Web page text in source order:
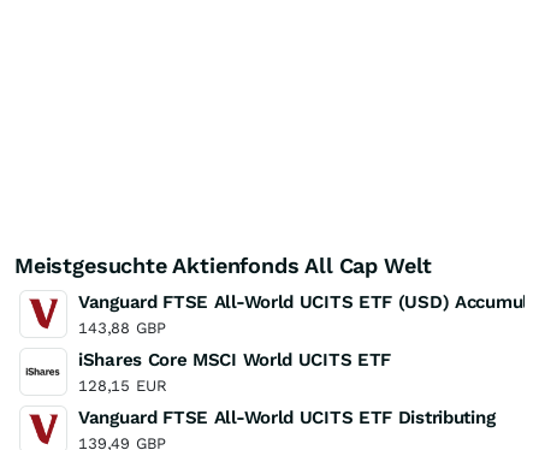
Meistgesuchte Aktienfonds All Cap Welt
Vanguard FTSE All-World UCITS ETF (USD)
143,88 GBP
iShares Core MSCI World UCITS ETF
128,15 EUR
Vanguard FTSE All-World UCITS ETF Distributing
139,49 GBP